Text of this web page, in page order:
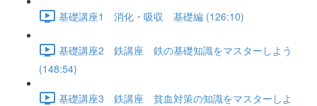
基礎講座1 消化・吸収 基礎編 (126:10)
基礎講座2 鉄講座 鉄の基礎知識をマスターしよう
(148:54)
基礎講座3 鉄講座 貧血対策の知識をマスターしよ